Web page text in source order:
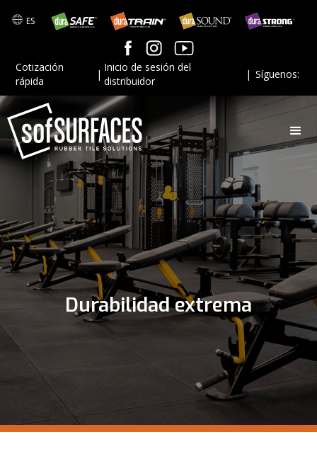
ES
Cotización
rápida
|
Inicio de sesión del
distribuidor
| Síguenos:
Durabilidad extrema